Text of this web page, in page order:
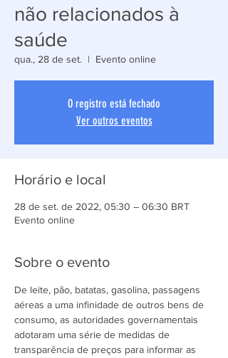
não relacionados à
saúde
qua., 28 de set.
  |
Evento online
O registro está fechado
Ver outros eventos
Horário e local
28 de set. de 2022, 05:30 – 06:30 BRT
Evento online
Sobre o evento
De leite, pão, batatas, gasolina, passagens
aéreas a uma infinidade de outros bens de
consumo, as autoridades governamentais
adotaram uma série de medidas de
transparência de preços para informar as